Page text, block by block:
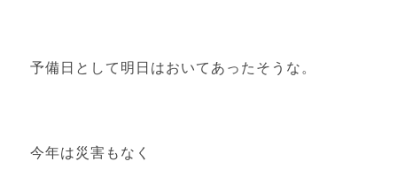
予備日として明日はおいてあったそうな。
今年は災害もなく